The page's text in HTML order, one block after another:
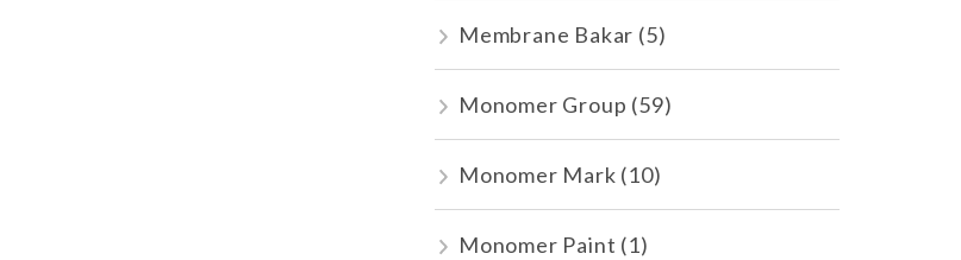
Membrane Bakar (5)
Monomer Group (59)
Monomer Mark (10)
Monomer Paint (1)